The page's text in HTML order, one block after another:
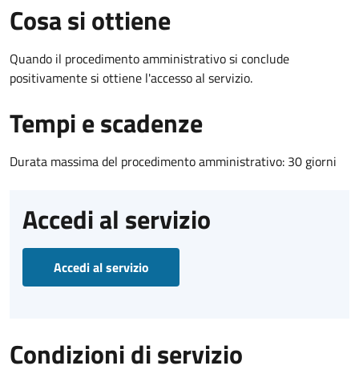
Cosa si ottiene
Quando il procedimento amministrativo si conclude
positivamente si ottiene l'accesso al servizio.
Tempi e scadenze
Durata massima del procedimento amministrativo: 30 giorni
Accedi al servizio
Accedi al servizio
Condizioni di servizio